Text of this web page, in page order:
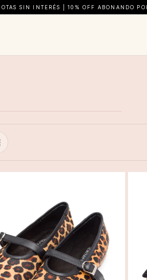
SIN INTERÉS | 10% OFF ABONANDO